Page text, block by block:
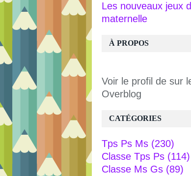
À PROPOS
Voir le profil de sur
Overblog
Les nouveaux jeux
maternelle
CATÉGORIES
Tps Ps Ms (230)
Classe Tps Ps (114)
Classe Ms Gs (89)